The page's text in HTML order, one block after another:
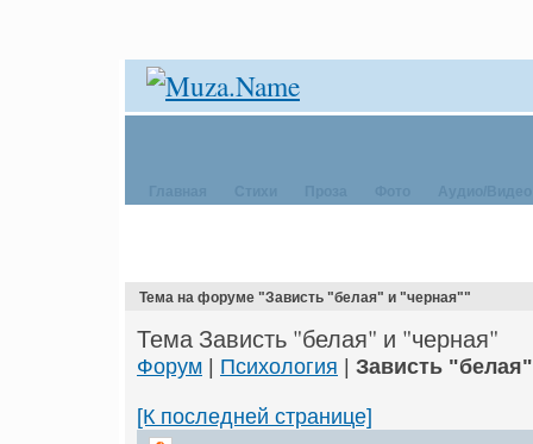
Тема на форуме "Зависть "белая" и "черная""
Тема Зависть "белая" и "черная"
Форум Психология Зависть
[К последней странице]